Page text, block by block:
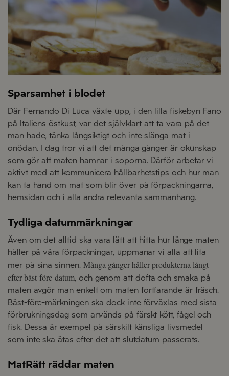
Sparsamhet i blodet
Där Fernando Di Luca växte upp, i den lilla fiskebyn Fano
på Italiens östkust, var det självklart att ta vara på det
man hade, tänka långsiktigt och inte slänga mat i
onödan. I dag tror vi att det många gånger är okunskap
som gör att maten hamnar i soporna. Därför arbetar vi
aktivt med att kommunicera hållbarhetstips och hur man
kan ta hand om mat som blir över på förpackningarna,
hemsidan och i alla andra relevanta sammanhang.
Tydliga datummärkningar
Även om det alltid ska vara lätt att hitta hur länge maten
håller på våra förpackningar, uppmanar vi alla att lita
mer på sina sinnen. Många gånger håller produkterna långt
efter bäst-före-datum , och genom att dofta och smaka på
maten avgör man enkelt om maten fortfarande är fräsch.
Bäst-före-märkningen ska dock inte förväxlas med sista
förbrukningsdag som används på färskt kött, fågel och
fisk. Dessa är exempel på särskilt känsliga livsmedel
som inte ska ätas efter det att slutdatum passerats.
MatRätt räddar maten